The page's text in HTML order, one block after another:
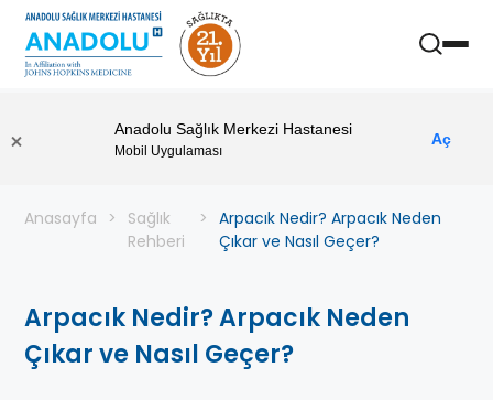
Anadolu Sağlık Merkezi Hastanesi
Mobil Uygulaması
Aç
Anasayfa
Sağlık
Rehberi
Arpacık Nedir? Arpacık Neden
Çıkar ve Nasıl Geçer?
Arpacık Nedir? Arpacık Neden
Çıkar ve Nasıl Geçer?